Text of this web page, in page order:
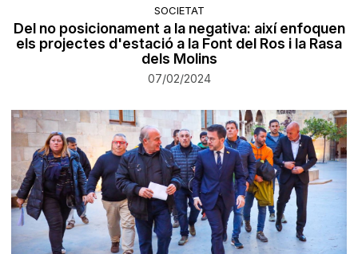
SOCIETAT
Del no posicionament a la negativa: així enfoquen
els projectes d'estació a la Font del Ros i la Rasa
dels Molins
07/02/2024